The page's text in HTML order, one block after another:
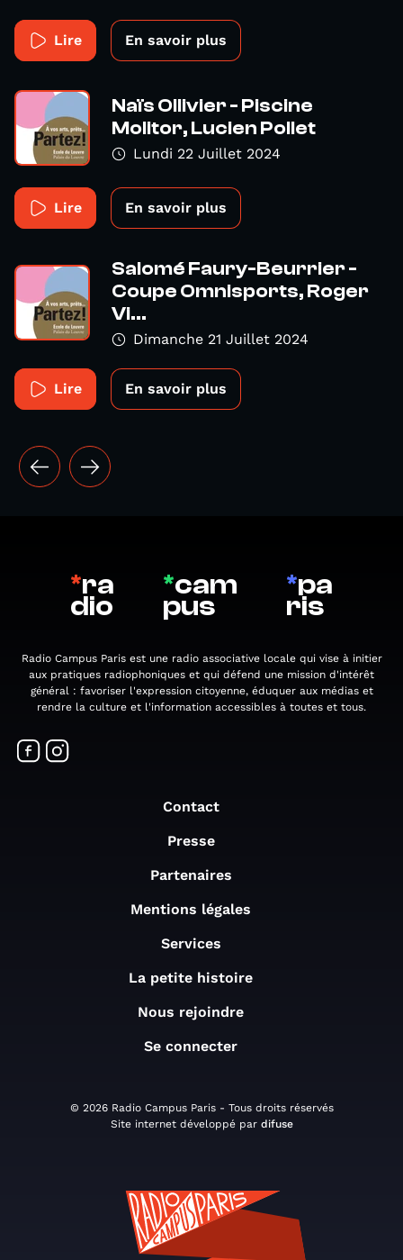
Lire En savoir plus
Naïs Ollivier - Piscine
Molitor, Lucien Pollet
Lundi 22 Juillet 2024
Lire En savoir plus
Salomé Faury-Beurrier -
Coupe Omnisports, Roger
Vi...
Dimanche 21 Juillet 2024
Lire En savoir plus
*ra
dio
*cam
pus
*pa
ris
Radio Campus Paris est une radio associative locale qui vise à initier
aux pratiques radiophoniques et qui défend une mission d'intérêt
général : favoriser l'expression citoyenne, éduquer aux médias et
rendre la culture et l'information accessibles à toutes et tous.
Contact
Presse
Partenaires
Mentions légales
Services
La petite histoire
Nous rejoindre
Se connecter
© 2026 Radio Campus Paris - Tous droits réservés
Site internet développé par difuse